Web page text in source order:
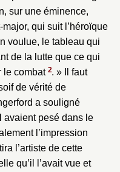
sur une éminence,
qui suit l’héroïque
voulue, le tableau qui
de la lutte que ce qui
le combat 2. » Il faut
de vérité de
a souligné
avaient pesé dans le
l’impression
l’artiste de cette
qu’il l’avait vue et